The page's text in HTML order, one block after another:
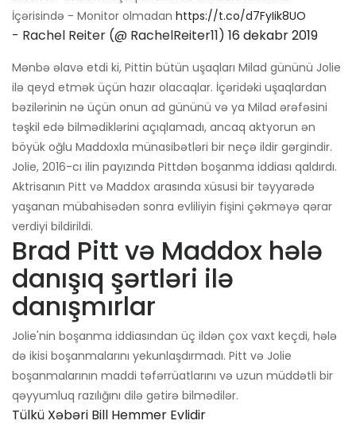
İçərisində - Monitor olmadan https://t.co/d7FyIik8UO
- Rachel Reiter (@ RachelReiter11) 16 dekabr 2019
Mənbə əlavə etdi ki, Pittin bütün uşaqları Milad gününü Jolie
ilə qeyd etmək üçün hazır olacaqlar. İçəridəki uşaqlardan
bəzilərinin nə üçün onun ad gününü və ya Milad ərəfəsini
təşkil edə bilmədiklərini açıqlamadı, ancaq aktyorun ən
böyük oğlu Maddoxla münasibətləri bir neçə ildir gərgindir.
Jolie, 2016-cı ilin payızında Pittdən boşanma iddiası qaldırdı.
Aktrisanın Pitt və Maddox arasında xüsusi bir təyyarədə
yaşanan mübahisədən sonra evliliyin fişini çəkməyə qərar
verdiyi bildirildi.
Brad Pitt və Maddox hələ
danışıq şərtləri ilə
danışmırlar
Jolie'nin boşanma iddiasından üç ildən çox vaxt keçdi, hələ
də ikisi boşanmalarını yekunlaşdırmadı. Pitt və Jolie
boşanmalarının maddi təfərrüatlarını və uzun müddətli bir
qəyyumluq razılığını dilə gətirə bilmədilər.
Tülkü Xəbəri Bill Hemmer Evlidir